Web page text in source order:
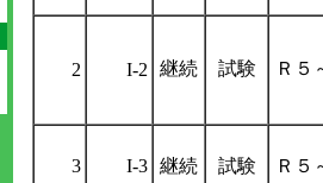
2 I-2 継続 試験 Ｒ５
3 I-3 継続 試験 Ｒ５